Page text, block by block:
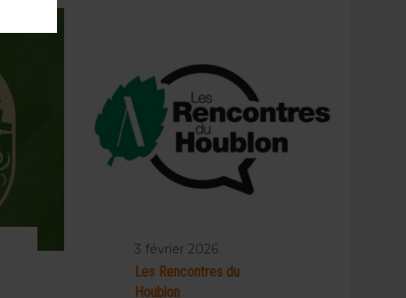
3 février 2026
Les Rencontres du
Houblon